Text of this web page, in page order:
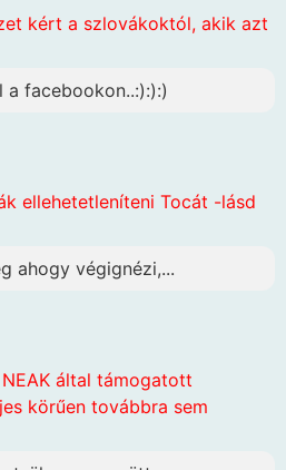
kért a szlovákoktól, akik azt
facebookon..:):):)
ellehetetleníteni Tocát -lásd
ahogy végignézi,...
által támogatott
körűen továbbra sem